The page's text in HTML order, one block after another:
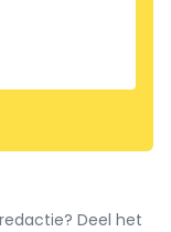
Deel het